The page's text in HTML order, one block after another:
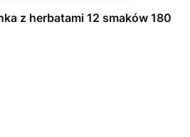
z herbatami 12 smaków 180